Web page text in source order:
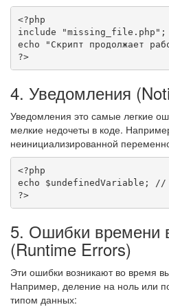
<?php
include
"missing_file.php" ;
echo
"Скрипт продолжает
?>
4. Уведомления
Уведомления это самые легкие
мелкие недочеты в коде.
неинициализированной
<?php
echo
$undefinedVariable ;
//
?>
5. Ошибки времени
(Runtime Errors)
Эти ошибки возникают во время
Например, деление на ноль или
типом данных: